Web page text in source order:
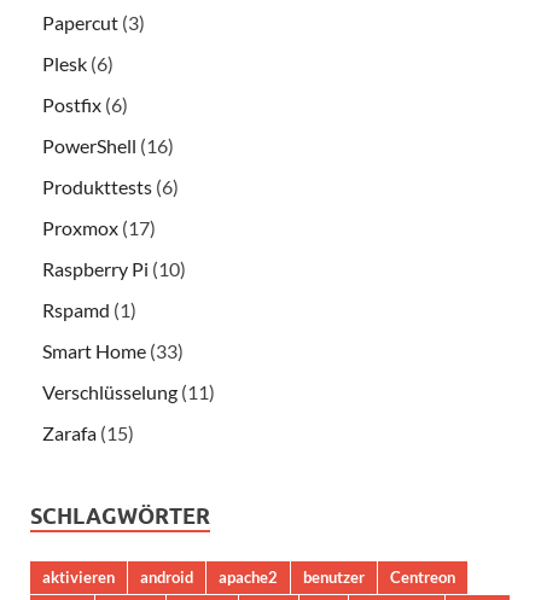
Papercut (3)
Plesk (6)
Postfix (6)
PowerShell (16)
Produkttests (6)
Proxmox (17)
Raspberry Pi (10)
Rspamd (1)
Smart Home (33)
Verschlüsselung (11)
Zarafa (15)
SCHLAGWÖRTER
aktivieren android apache2 benutzer
Centreon